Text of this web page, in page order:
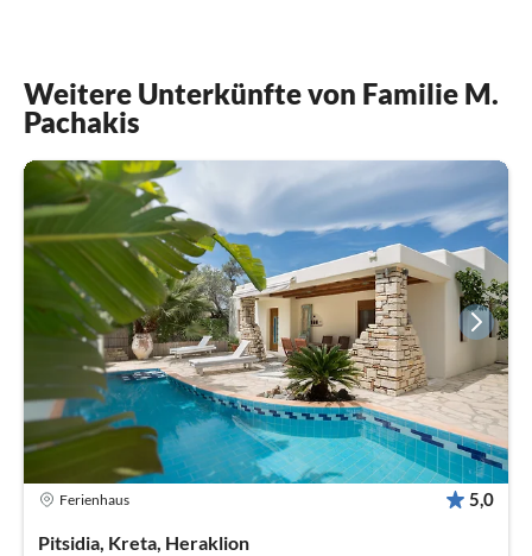
Weitere Unterkünfte von Familie M.
Pachakis
Ferienhaus 5,0
Pitsidia, Kreta, Heraklion